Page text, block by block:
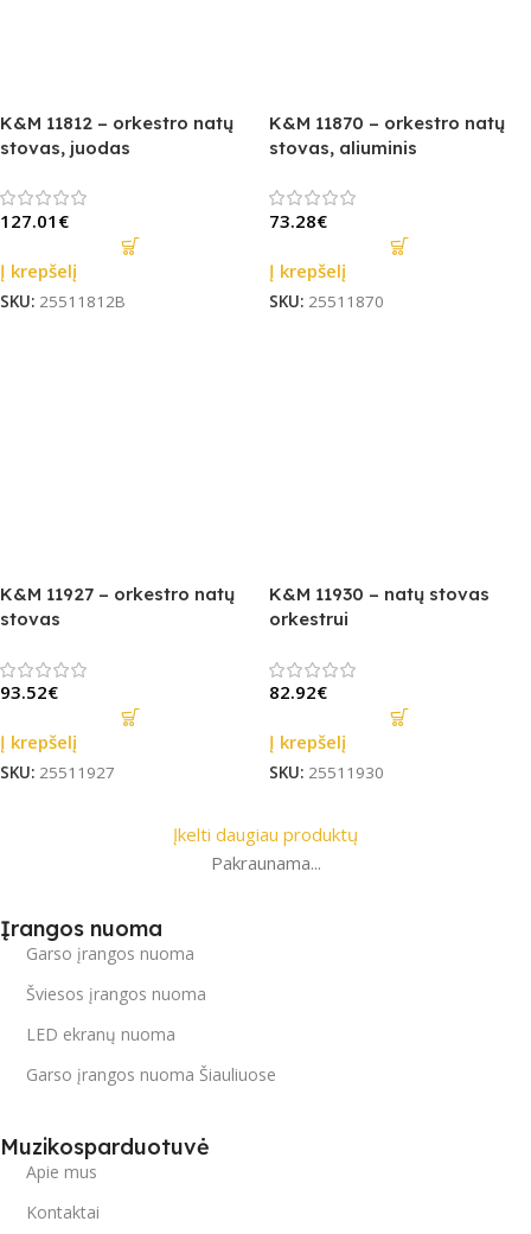
K&M 11812 – orkestro natų
stovas, juodas
127.01 €
Į krepšelį
SKU: 25511812B
K&M 11870 – orkestro natų
stovas, aliuminis
73.28€
Į krepšelį
SKU: 25511870
K&M 11927 – orkestro natų
stovas
93.52€
Į krepšelį
SKU: 25511927
K&M 11930 – natų stovas
orkestrui
82.92€
Į krepšelį
SKU: 25511930
Įkelti daugiau produktų
Pakraunama...
Įrangos nuoma
Garso įrangos nuoma
Šviesos įrangos nuoma
LED ekranų nuoma
Garso įrangos nuoma Šiauliuose
Muzikosparduotuvė
Apie mus
Kontaktai